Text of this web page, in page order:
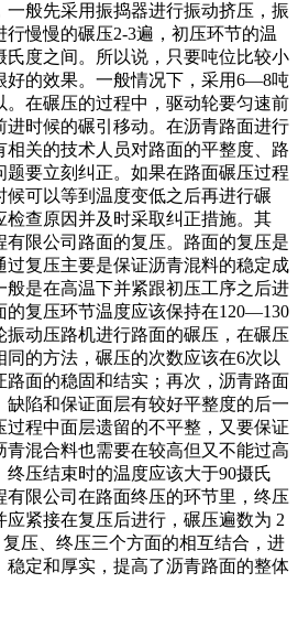
般先采用振捣器进行振动挤压，振
慢慢的碾压2-3遍，初压环节的温
氏度之间。所以说，只要吨位比较小
好的效果。一般情况下，采用6—8吨
。在碾压的过程中，驱动轮要匀速前
进时候的碾引移动。在沥青路面进行
关的技术人员对路面的平整度、路
要立刻纠正。如果在路面碾压过程
可以等到温度变低之后再进行碾
检查原因并及时采取纠正措施。其
有限公司路面的复压。路面的复压是
过复压主要是保证沥青混料的稳定成
般是在高温下并紧跟初压工序之后进
的复压环节温度应该保持在120—130
动压路机进行路面的碾压，在碾压
的方法，碾压的次数应该在6次以
路面的稳固和结实；再次，沥青路面
陷和保证面层有较好平整度的后一
程中面层遗留的不平整，又要保证
青混合料也需要在较高但又不能过高
压结束时的温度应该大于90摄氏
有限公司在路面终压的环节里，终压
紧接在复压后进行，碾压遍数为 2
压、终压三个方面的相互结合，进
稳定和厚实，提高了沥青路面的整体